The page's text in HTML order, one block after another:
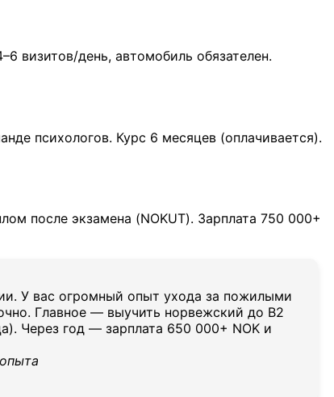
визитов/день, автомобиль обязателен.
психологов. Курс 6 месяцев (оплачивается).
после экзамена (NOKUT). Зарплата 750 000+
У вас огромный опыт ухода за пожилыми
Главное — выучить норвежский до B2
Через год — зарплата 650 000+ NOK и